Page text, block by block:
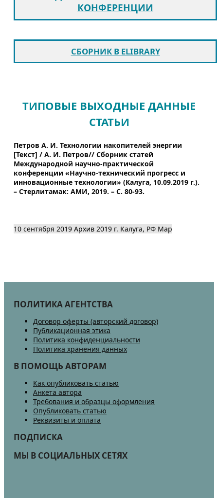
КОНФЕРЕНЦИИ
СБОРНИК В ELIBRARY
ТИПОВЫЕ ВЫХОДНЫЕ ДАННЫЕ
СТАТЬИ
Петров А. И. Технологии накопителей энергии
[Текст] / А. И. Петров// Сборник статей
Международной научно-практической
конференции «Научно-технический прогресс и
инновационные технологии» (Калуга, 10.09.2019 г.).
– Стерлитамак: АМИ, 2019. – С. 80-93.
10 сентября 2019 Архив 2019 г. Калуга, РФ Map
ПОЛИТИКА АГЕНТСТВА
Договор оферты (авторский договор)
Публикационная этика
Политика конфиденциальности
Политика хранения данных
В ПОМОЩЬ АВТОРАМ
Как опубликовать статью
Анкета автора
Требования и образцы оформления
Опубликовать статью
Реквизиты и оплата
ПОДПИСКА
МЫ В СОЦИАЛЬНЫХ СЕТЯХ